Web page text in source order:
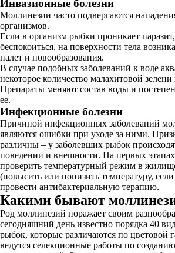
Инвазионные болезни
Моллинезии часто подвергаются
организмов.
Если в организм рыбки проникает
беспокоиться, на поверхности тела
налет и новообразования.
В случае подобных заболеваний к воде
некоторое количество малахитовой
Препараты меняют состав воды и
ее.
Инфекционные болезни
Причиной инфекционных заболеваний
являются ошибки при уходе за ними.
различны – у заболевших рыбок
поведении и внешности. На первых этапах
проверить температурный режим в
(повысить или понизить температуру,
провести антибактериальную терапию.
Какими бывают
Род моллинезий поражает своим
сегодняшний день известно порядка 40
рыбок, которые различаются по цветовой
ведутся селекционные работы по